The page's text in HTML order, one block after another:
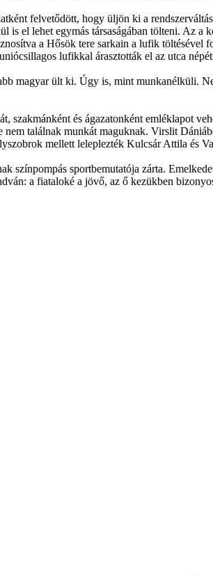
felvetődött, hogy üljön ki a
is el lehet egymás társaságában tölteni. Az
a Hősök tere sarkain a lufik
lufikkal árasztották el az utca
magyar ült ki. Úgy is, mint munkanélküli.
szakmánként és ágazatonként emléklapot
találnak munkát maguknak. Virslit
mellett leleplezték Kulcsár Attila és
színpompás sportbemutatója zárta.
a fiataloké a jövő, az ő kezükben